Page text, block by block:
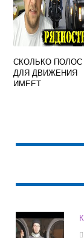
СКОЛЬКО ПОЛОС
ДЛЯ ДВИЖЕНИЯ
ИМЕЕТ